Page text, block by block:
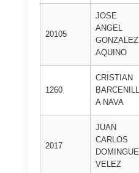
20105
JOSE
ANGEL
GONZALEZ
AQUINO
1260
CRISTIAN
BARCENILL
A NAVA
2017
JUAN
CARLOS
VELEZ